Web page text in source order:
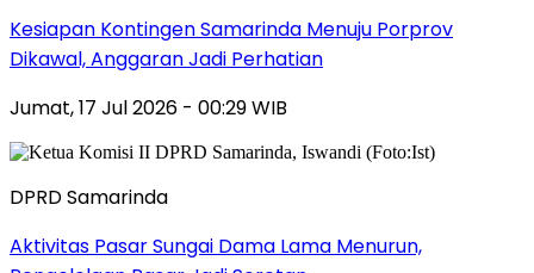
Kesiapan Kontingen Samarinda Menuju Porprov
Dikawal, Anggaran Jadi Perhatian
Jumat, 17 Jul 2026 - 00:29 WIB
DPRD Samarinda
Aktivitas Pasar Sungai Dama Lama Menurun,